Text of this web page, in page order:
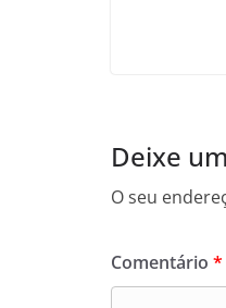
Deixe
O seu
Comentário *